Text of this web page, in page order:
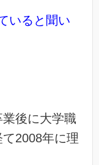
いると聞い
後に大学職
2008年に理